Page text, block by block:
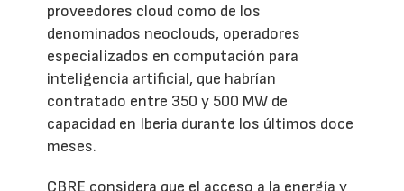
proveedores cloud como de los
denominados neoclouds, operadores
especializados en computación para
inteligencia artificial, que habrían
contratado entre 350 y 500 MW de
capacidad en Iberia durante los últimos doce
meses.
CBRE considera que el acceso a la energía y